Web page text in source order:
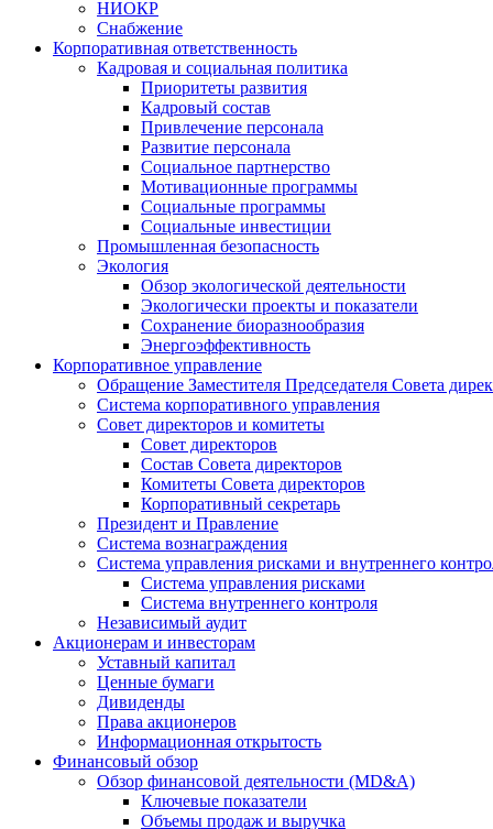
НИОКР
Снабжение
Корпоративная ответственность
Кадровая и социальная политика
Приоритеты развития
Кадровый состав
Привлечение персонала
Развитие персонала
Социальное партнерство
Мотивационные программы
Социальные программы
Социальные инвестиции
Промышленная безопасность
Экология
Обзор экологической деятельности
Экологически проекты и показатели
Сохранение биоразнообразия
Энергоэффективность
Корпоративное управление
Обращение Заместителя Председателя Совета
Система корпоративного управления
Совет директоров и комитеты
Совет директоров
Состав Совета директоров
Комитеты Совета директоров
Корпоративный секретарь
Президент и Правление
Система вознаграждения
Система управления рисками и внутреннего
Система управления рисками
Система внутреннего контроля
Независимый аудит
Акционерам и инвесторам
Уставный капитал
Ценные бумаги
Дивиденды
Права акционеров
Информационная открытость
Финансовый обзор
Обзор финансовой деятельности (MD&A)
Ключевые показатели
Объемы продаж и выручка